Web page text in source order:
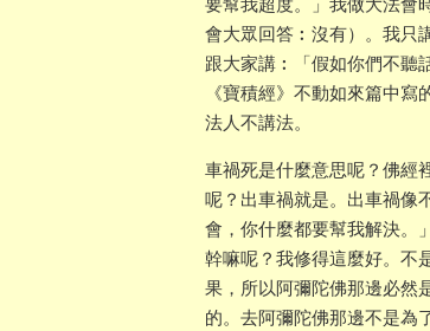
會大眾回答︰沒有）。我只
跟大家講︰「假如你們不聽
《寶積經》不動如來篇中
法人不講法。
車禍死是什麼意思呢？佛經
呢？出車禍就是。出車禍像
會，你什麼都要幫我解決
幹嘛呢？我修得這麼好。不
果，所以阿彌陀佛那邊必然
的。去阿彌陀佛那邊不是為